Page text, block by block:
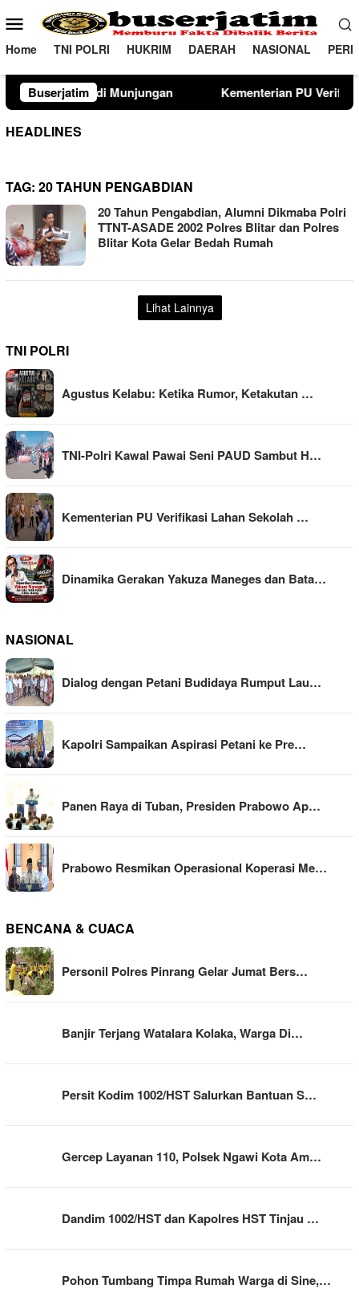
ke
konten
Menu
Mobile
Home TNI POLRI HUKRIM DAERAH NASIONAL
BuserjatimKementerian PU Verifikasi Lahan Sekolah
HEADLINES
TAG: 20 TAHUN PENGABDIAN
20 Tahun Pengabdian, Alumni Dikmaba Polri
TTNT-ASADE 2002 Polres Blitar dan Polres
Blitar Kota Gelar Bedah Rumah
Lihat Lainnya
TNI POLRI
Agustus Kelabu: Ketika Rumor, Ketakutan …
TNI-Polri Kawal Pawai Seni PAUD Sambut H…
Kementerian PU Verifikasi Lahan Sekolah …
Dinamika Gerakan Yakuza Maneges dan Bata…
NASIONAL
Dialog dengan Petani Budidaya Rumput Lau…
Kapolri Sampaikan Aspirasi Petani ke Pre…
Panen Raya di Tuban, Presiden Prabowo Ap…
Prabowo Resmikan Operasional Koperasi Me…
BENCANA & CUACA
Personil Polres Pinrang Gelar Jumat Bers…
Banjir Terjang Watalara Kolaka, Warga Di…
Persit Kodim 1002/HST Salurkan Bantuan S…
Gercep Layanan 110, Polsek Ngawi Kota Am…
Dandim 1002/HST dan Kapolres HST Tinjau …
Pohon Tumbang Timpa Rumah Warga di Sine,…